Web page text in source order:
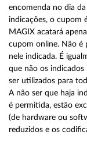
encomenda no dia
indicações, o cupom
MAGIX acatará
cupom online. Não é
nele indicada. É
que não os
ser utilizados para
A não ser que haja
é permitida, estão
(de hardware ou
reduzidos e os